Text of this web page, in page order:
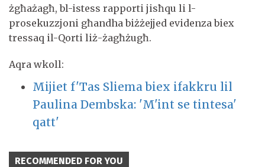
żgħażagħ, bl-istess rapporti jisħqu li l-
prosekuzzjoni għandha biżżejjed evidenza biex
tressaq il-Qorti liż-żagħżugħ.
Aqra wkoll:
Mijiet f'Tas Sliema biex ifakkru lil
Paulina Dembska: 'M'int se tintesa'
qatt'
RECOMMENDED FOR YOU